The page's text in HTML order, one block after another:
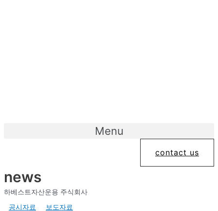
Menu
contact us
news
하베스트자산운용 주식회사
공시자료
보도자료